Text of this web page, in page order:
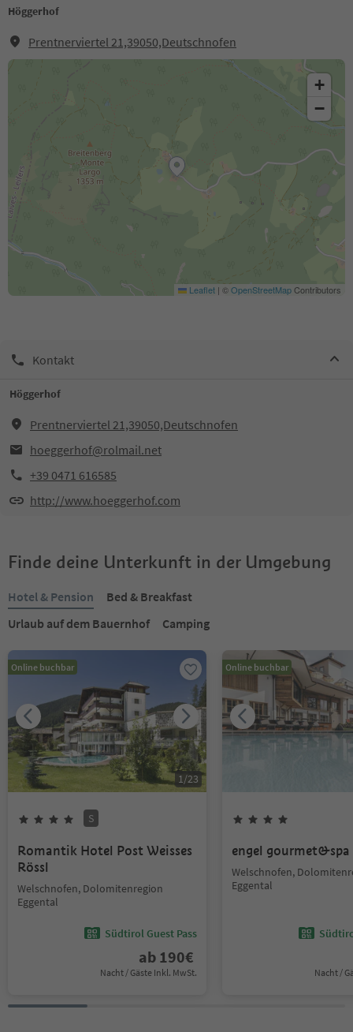
Höggerhof
Prentnerviertel 21,39050,Deutschnofen
+
−
Leaflet | ©OpenStreetMapContributors
Kontakt
Höggerhof
Prentnerviertel 21,39050,Deutschnofen
hoeggerhof@rolmail.net
+39 0471 616585
http://www.hoeggerhof.com
Finde deine Unterkunft in der Umgebung
Hotel & Pension
Bed & Breakfast
Urlaub auf dem Bauernhof
Camping
Online buchbar
1/23
S
Romantik Hotel Post Weisses
Rössl
Welschnofen, Dolomitenregion
Eggental
Südtirol Guest Pass
ab 190€
Nacht / Gäste Inkl. MwSt.
Online buchbar
engel gourmet&spa
Welschnofen,
Eggental
Nacht /